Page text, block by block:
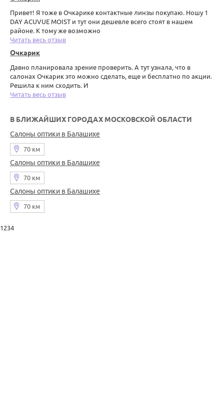
Привет! Я тоже в Очкарике контактные линзы покупаю. Ношу 1
DAY ACUVUE MOIST и тут они дешевле всего стоят в нашем
районе. К тому же возможно
Читать весь отзыв
Очкарик
Давно планировала зрение проверить. А тут узнала, что в
салонах Очкарик это можно сделать, еще и бесплатно по акции.
Решила к ним сходить. И
Читать весь отзыв
В БЛИЖАЙШИХ ГОРОДАХ МОСКОВСКОЙ ОБЛАСТИ
Салоны оптики в Балашихе
70 км
Салоны оптики в Балашихе
70 км
Салоны оптики в Балашихе
70 км
1234